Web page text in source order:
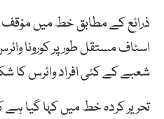
ذرائع کے مطابق خط میں مؤقف
اسٹاف مستقل طور پر کورونا
شعبے کے کئی افراد وائرس کا
تحریر کردہ خط میں کہا گیا